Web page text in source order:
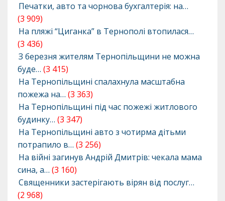
Печатки, авто та чорнова бухгалтерія: на…
(3 909)
На пляжі “Циганка” в Тернополі втопилася…
(3 436)
З березня жителям Тернопільщини не можна
буде… (3 415)
На Тернопільщині спалахнула масштабна
пожежа на… (3 363)
На Тернопільщині під час пожежі житлового
будинку… (3 347)
На Тернопільщині авто з чотирма дітьми
потрапило в… (3 256)
На війні загинув Андрій Дмитрів: чекала мама
сина, а… (3 160)
Священники застерігають вірян від послуг…
(2 968)